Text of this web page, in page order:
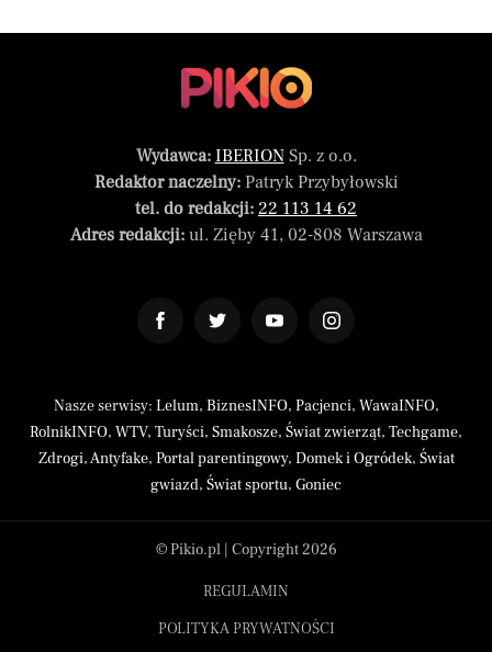
Wydawca: IBERIONSp. z o.o.
Redaktor naczelny:Patryk Przybyłowski
tel. do redakcji: 22 113 14 62
Adres redakcji:ul. Zięby 41, 02-808 Warszawa
Nasze serwisy: Lelum, BiznesINFO, Pacjenci, WawaINFO,
RolnikINFO, WTV, Turyści, Smakosze, Świat zwierząt, Techgame,
Zdrogi,Antyfake, Portal parentingowy, Domek i Ogródek, Świat
gwiazd, Świat sportu, Goniec
© Pikio.pl | Copyright 2026
REGULAMIN
POLITYKA PRYWATNOŚCI